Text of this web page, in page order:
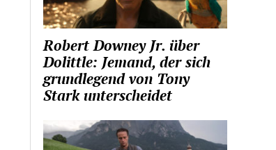
Robert Downey Jr. über
Dolittle: Jemand, der sich
grundlegend von Tony
Stark unterscheidet